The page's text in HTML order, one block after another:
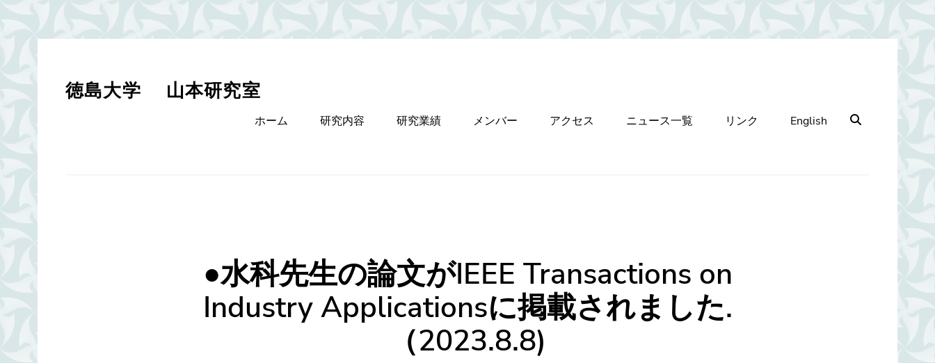
content徳島大学 山本研究室
ホーム 研究内容 研究業績 メンバー アクセス ニュース一覧 リンク English
●水科先生の論文がIEEE Transactions on
Industry Applicationsに掲載されました.
（2023.8.8)